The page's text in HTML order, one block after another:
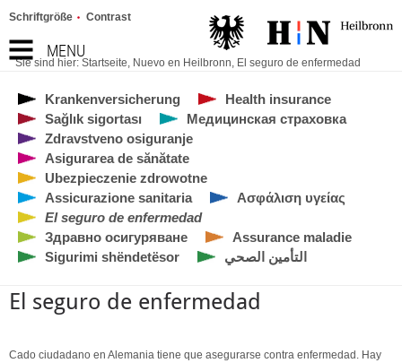
MENU
Schriftgröße Contrast
Sie sind hier: Startseite, Nuevo en Heilbronn, El seguro de enfermedad
Krankenversicherung
Health insurance
Sağlık sigortası
Медицинская страховка
Zdravstveno osiguranje
Asigurarea de sănătate
Ubezpieczenie zdrowotne
Assicurazione sanitaria
Ασφάλιση υγείας
El seguro de enfermedad
Здравно осигуряване
Assurance maladie
Sigurimi shëndetësor
التأمين الصحي
El seguro de enfermedad
Cado ciudadano en Alemania tiene que asegurarse contra enfermedad. Hay